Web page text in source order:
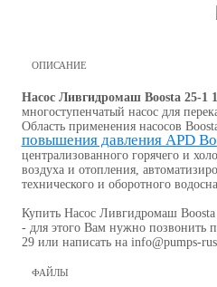
ОПИСАНИЕ
Насос Ливгидромаш Boosta 25-1
многоступенчатый насос для
Область применения насосов
повышения давления APD
централизованного горячего и
воздуха и отопления,
технического и оборотного
Купить Насос Ливгидромаш
- для этого Вам нужно позвонить
29 или написать на info@pumps-
ФАЙЛЫ